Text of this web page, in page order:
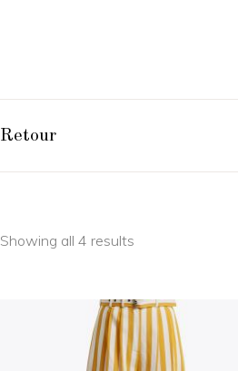
Retour
Showing all 4 results